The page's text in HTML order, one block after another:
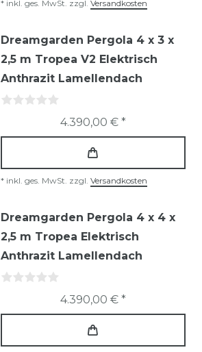
* inkl. ges. MwSt. zzgl. Versandkosten
Dreamgarden Pergola 4 x 3 x
2,5 m Tropea V2 Elektrisch
Anthrazit Lamellendach
4.390,00 € *
* inkl. ges. MwSt. zzgl. Versandkosten
Dreamgarden Pergola 4 x 4 x
2,5 m Tropea Elektrisch
Anthrazit Lamellendach
4.390,00 € *